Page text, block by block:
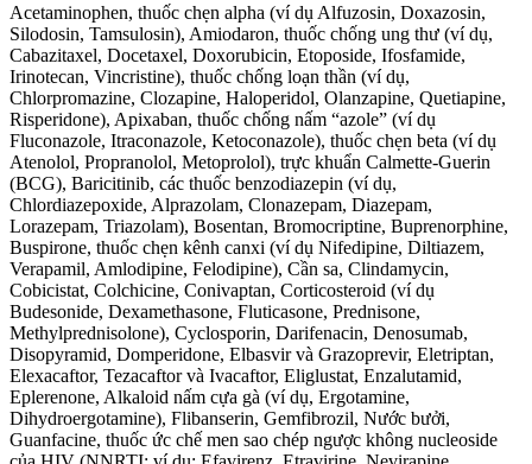
Acetaminophen, thuốc chẹn alpha (ví dụ Alfuzosin, Doxazosin,
Silodosin, Tamsulosin), Amiodaron, thuốc chống ung thư (ví dụ,
Cabazitaxel, Docetaxel, Doxorubicin, Etoposide, Ifosfamide,
Irinotecan, Vincristine), thuốc chống loạn thần (ví dụ,
Chlorpromazine, Clozapine, Haloperidol, Olanzapine, Quetiapine,
Risperidone), Apixaban, thuốc chống nấm “azole” (ví dụ
Fluconazole, Itraconazole, Ketoconazole), thuốc chẹn beta (ví dụ
Atenolol, Propranolol, Metoprolol), trực khuẩn Calmette-Guerin
(BCG), Baricitinib, các thuốc benzodiazepin (ví dụ,
Chlordiazepoxide, Alprazolam, Clonazepam, Diazepam,
Lorazepam, Triazolam), Bosentan, Bromocriptine, Buprenorphine,
Buspirone, thuốc chẹn kênh canxi (ví dụ Nifedipine, Diltiazem,
Verapamil, Amlodipine, Felodipine), Cần sa, Clindamycin,
Cobicistat, Colchicine, Conivaptan, Corticosteroid (ví dụ
Budesonide, Dexamethasone, Fluticasone, Prednisone,
Methylprednisolone), Cyclosporin, Darifenacin, Denosumab,
Disopyramid, Domperidone, Elbasvir và Grazoprevir, Eletriptan,
Elexacaftor, Tezacaftor và Ivacaftor, Eliglustat, Enzalutamid,
Eplerenone, Alkaloid nấm cựa gà (ví dụ, Ergotamine,
Dihydroergotamine), Flibanserin, Gemfibrozil, Nước bưởi,
Guanfacine, thuốc ức chế men sao chép ngược không nucleoside